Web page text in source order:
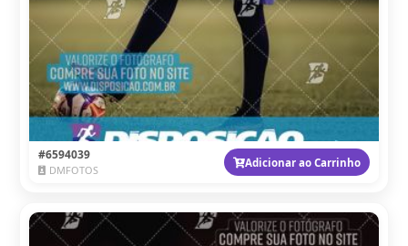
#6594039
DMFOTOS
Adicionar ao Carrinho